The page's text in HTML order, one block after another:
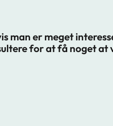
man er meget
for at få noget at